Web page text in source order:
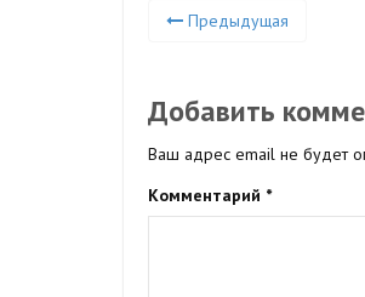
Предыдущая
Добавить
Ваш адрес email не будет
Комментарий *